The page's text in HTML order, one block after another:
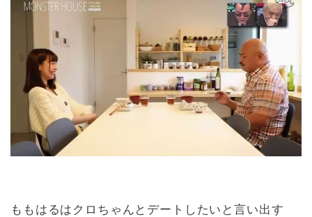
ももはるはクロちゃんとデートしたいと言い出す